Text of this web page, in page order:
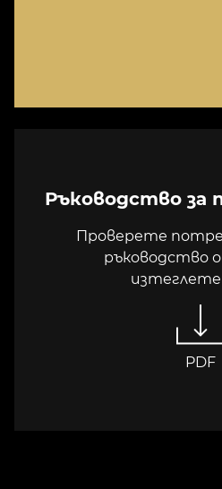
Ръководство за
Проверете
ръководство
изтеглете
PDF